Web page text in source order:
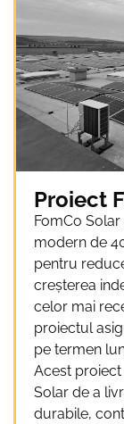
Proiect
FomCo
modern de
pentru
creșterea
celor mai
proiectul
pe termen
Acest
Solar de a
durabile,